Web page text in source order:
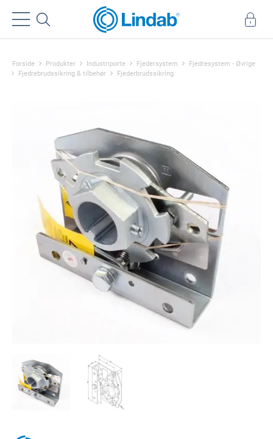
Forside Produkter Industriporte Fjedersystem
Fjedresystem - Øvrige
Fjedrebrudssikring & tilbehør
Fjederbrudssikring